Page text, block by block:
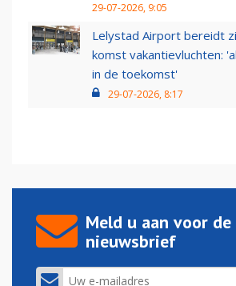
29-07-2026, 9:05
Lelystad Airport bereidt
komst vakantievluchten:
in de toekomst'
29-07-2026, 8:17
Meld u aan voor de
nieuwsbrief